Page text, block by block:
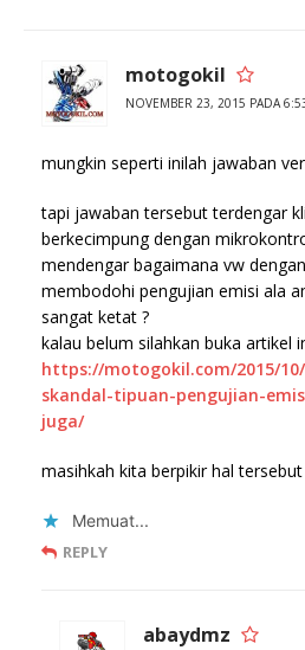
motogokil
NOVEMBER 23, 2015 PADA
mungkin seperti inilah jawaban
tapi jawaban tersebut terdengar
berkecimpung dengan
mendengar bagaimana vw
membodohi pengujian emisi ala
sangat ketat ?
kalau belum silahkan buka artikel
https://motogokil.com/2015/
skandal-tipuan-pengujian-
juga/
masihkah kita berpikir hal
Memuat...
REPLY
abaydmz